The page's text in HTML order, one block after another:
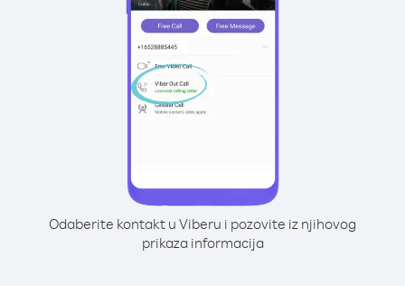
Odaberite kontakt u Viberu i pozovite iz njihovog
prikaza informacija